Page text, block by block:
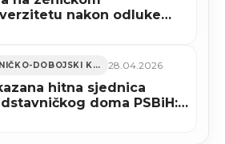
nakon odluke
ZENIČKO-DOBOJSKI KANTON 28.04.2026
hitna sjednica
doma PSBiH: